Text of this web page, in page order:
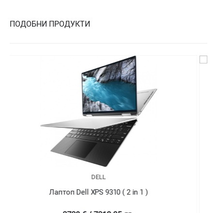
ПОДОБНИ ПРОДУКТИ
DELL
Лаптоп Dell XPS 9310 ( 2 in 1 )